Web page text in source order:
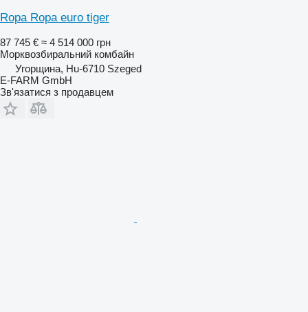
Ropa Ropa euro tiger
87 745 € ≈ 4 514 000 грн
Морквозбиральний комбайн
Угорщина, Hu-6710 Szeged
E-FARM GmbH
Зв'язатися з продавцем